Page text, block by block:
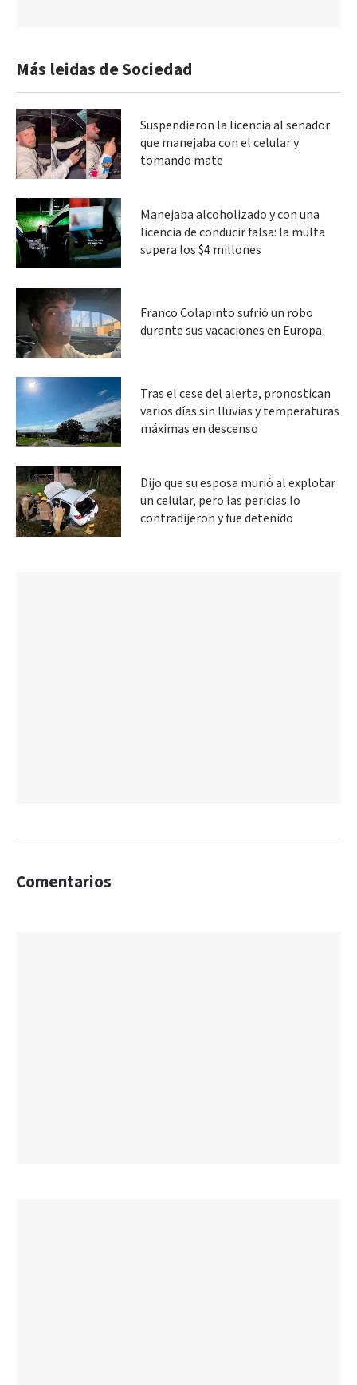
Más leidas de Sociedad
Suspendieron la licencia al senador
que manejaba con el celular y
tomando mate
Manejaba alcoholizado y con una
licencia de conducir falsa: la multa
supera los $4 millones
Franco Colapinto sufrió un robo
durante sus vacaciones en Europa
Tras el cese del alerta, pronostican
varios días sin lluvias y temperaturas
máximas en descenso
Dijo que su esposa murió al explotar
un celular, pero las pericias lo
contradijeron y fue detenido
Comentarios